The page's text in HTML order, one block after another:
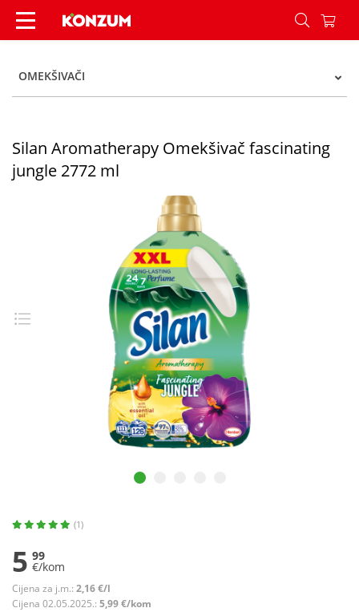
Silan Aromatherapy Omekšivač fascinating
OMEKŠIVAČI
Silan Aromatherapy Omekšivač fascinating
jungle 2772 ml
(1)
5 99
€/kom
Cijena za j.m.: 2,16 €/l
Cijena 02.05.2025.: 5,99 €/kom